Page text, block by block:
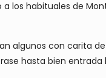
habituales de
algunos con carita
hasta bien entrada